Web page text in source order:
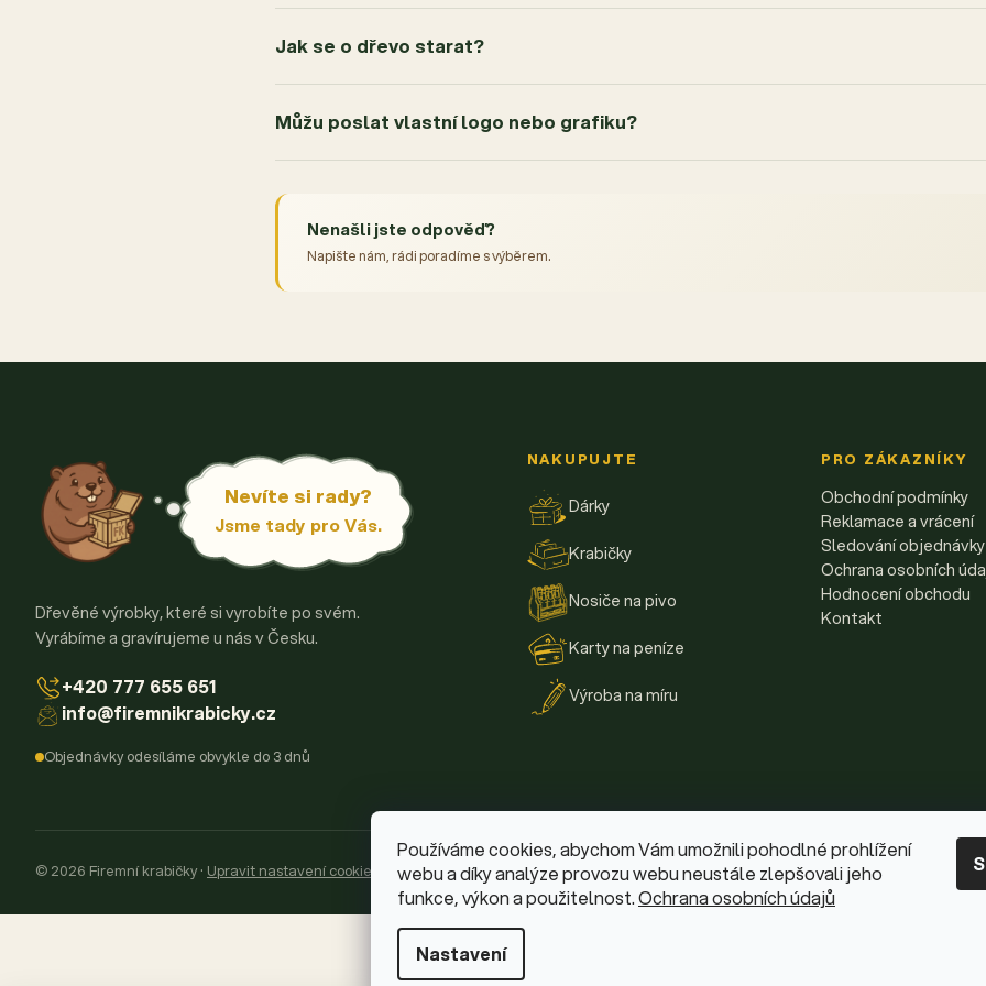
Používáme cookies, abychom Vám umožnili pohodlné prohlížení
webu a díky analýze provozu webu neustále zlepšovali jeho
funkce, výkon a použitelnost.Ochrana osobních údajů
Nastavení
Jak se o dřevo starat?
Můžu poslat vlastní logo nebo grafiku?
Nenašli jste odpověď?
Napište nám, rádi poradíme s výběrem.
Nevíte si rady?
Jsme tady pro Vás.
Dřevěné výrobky, které si vyrobíte po svém.
Vyrábíme a gravírujeme u nás v Česku.
+420 777 655 651
info@firemnikrabicky.cz
Objednávky odesíláme obvykle do 3 dnů
NAKUPUJTE
Dárky
Krabičky
Nosiče na pivo
Karty na peníze
Výroba na míru
PRO ZÁKAZNÍKY
Obchodní podmínky
Reklamace a vrácení
Sledování objednávky
Ochrana osobních
Hodnocení obchodu
Kontakt
© 2026 Firemní krabičky · Upravit nastavení cookies